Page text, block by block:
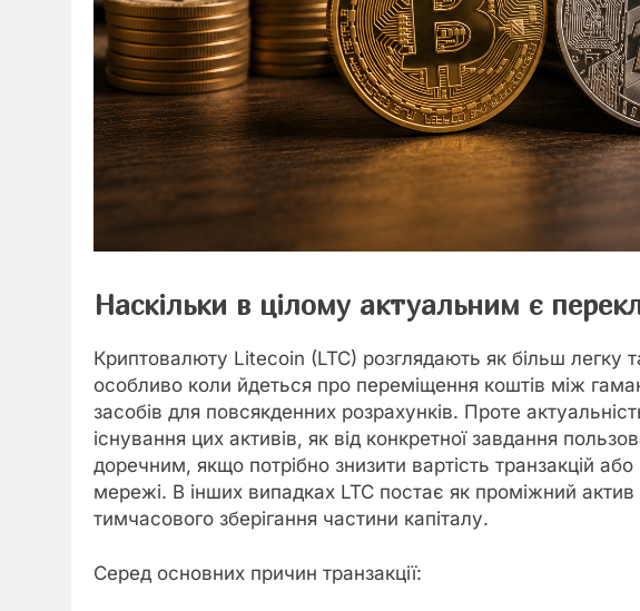
Наскільки в цілому актуальним є
Криптовалюту Litecoin (LTC) розглядають як більш легку
особливо коли йдеться про переміщення коштів між
засобів для повсякденних розрахунків. Проте
існування цих активів, як від конкретної завдання
доречним, якщо потрібно знизити вартість транзакцій
мережі. В інших випадках LTC постає як проміжний
тимчасового зберігання частини капіталу.
Серед основних причин транзакції: